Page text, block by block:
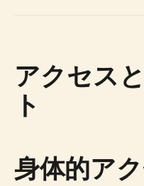
アクセス
ト
身体的ア